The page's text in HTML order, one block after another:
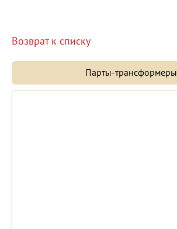
Возврат к списку
Парты-трансформеры